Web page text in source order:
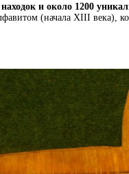
и около 1200
(начала ХIII века),